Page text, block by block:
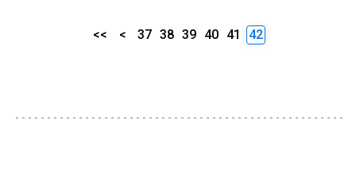
<< < 37 38 39 40 41 42